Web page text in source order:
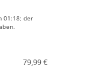
01:18; der
79,99 €